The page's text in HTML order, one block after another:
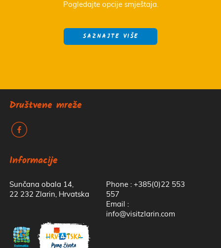
Pogledajte opcije smještaja.
SAZNAJTE VIŠE
Društvene mreže
k
Informacije
Sunčana obala 14,
22 232 Zlarin, Hrvatska
Phone : +385(0)22 553
557
Email :
info@visitzlarin.com